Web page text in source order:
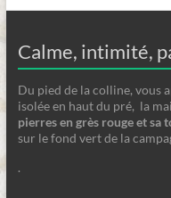
Calme, intimité,
Du pied de la colline, vous
isolée en haut du pré, la
pierres en grès rouge et sa
sur le fond vert de la
.